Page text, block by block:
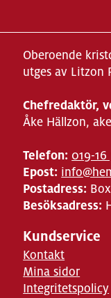
Oberoende
utges av Litzon
Chefredaktör,
Åke Hällzon,
Telefon: 019-
Epost:
Postadress:
Besöksadress:
Kundservice
Kontakt
Mina sidor
Integritetspolicy